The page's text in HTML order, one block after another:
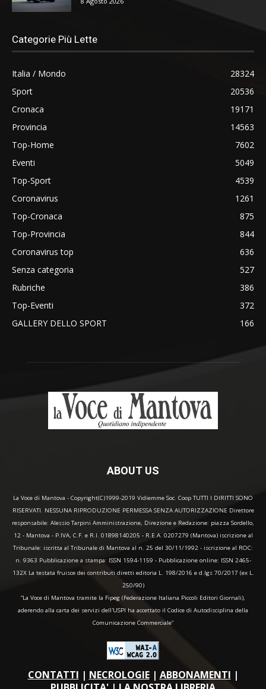
Categorie Più Lette
Italia / Mondo
28324
Sport
20536
Cronaca
19171
Provincia
14563
Top-Home
7602
Eventi
5049
Top-Sport
4539
Coronavirus
1261
Top-Cronaca
875
Top-Provincia
844
Coronavirus top
636
Senza categoria
527
Rubriche
386
Top-Eventi
372
GALLERY DELLO SPORT
166
ABOUT US
La Voce di Mantova - Copyright(C)1999-2019 Vidiemme Soc. Coop TUTTI I DIRITTI SONO
RISERVATI. NESSUNA RIPRODUZIONE PERMESSA SENZA AUTORIZZAZIONE Direttore
responsabile: Alessio Tarpini Amministrazione, Direzione e Redazione: piazza Sordello,
12 - Mantova - P.IVA, C.F. e R.I. 01898140205 - R.E.A. 0207279 (Mantova) iscrizione al
Tribunale: iscritta al Tribunale di Mantova al n. 25 del 30/11/1992 - iscrizione al ROC:
n. 9363 Pubblicazione a stampa: ISSN 1594-1159 - Pubblicazione online: ISSN 2465-
132X La testata fruisce dei contributi diretti editoria L. 198/2016 e d.lgs 70/2017 (ex L.
250/90)
“La Voce di Mantova tramite la Fipeg (Federazione Italiana Piccoli Editori Giornali),
aderendo alla carta dei servizi dell'USPI ha accettato il Codice di Autodisciplina della
Comunicazione Commerciale"
CONTATTI | NECROLOGIE| ABBONAMENTI |